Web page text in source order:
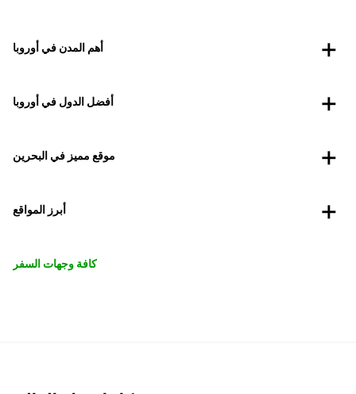
أهم المدن في أوروبا
أفضل الدول في أوروبا
موقع مميز في البحرين
أبرز المواقع
كافة وجهات السفر